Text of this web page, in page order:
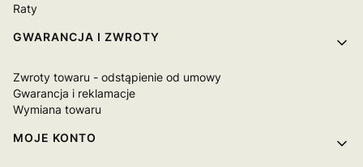
Raty
GWARANCJA I ZWROTY
Zwroty towaru - odstąpienie od umowy
Gwarancja i reklamacje
Wymiana towaru
MOJE KONTO